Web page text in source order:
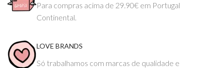
Para compras acima de 29.90€ em Portugal
Continental.
LOVE BRANDS
Só trabalhamos com marcas de qualidade e